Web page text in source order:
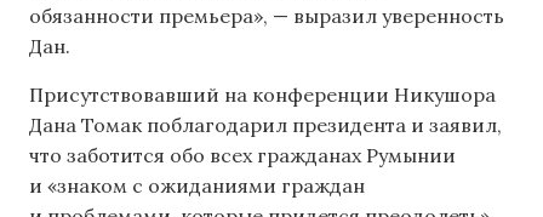
обязанности премьера», — выразил уверенность
Дан.
Присутствовавший на конференции Никушора
Дана Томак поблагодарил президента и заявил,
что заботится обо всех гражданах Румынии
и «знаком с ожиданиями граждан